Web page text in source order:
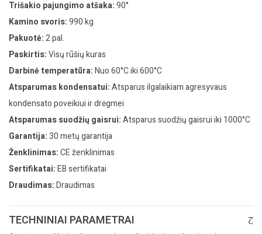
Trišakio pajungimo atšaka:90°
Kamino svoris:990 kg
Pakuotė:2 pal.
Paskirtis:Visų rūšių kuras
Darbinė temperatūra:Nuo 60°C iki 600°C
Atsparumas kondensatui:Atsparus ilgalaikiam agresyvaus
kondensato poveikiui ir drėgmei
Atsparumas suodžių gaisrui:Atsparus suodžių gaisrui iki 1000°C
Garantija:30 metų garantija
Ženklinimas:CE ženklinimas
Sertifikatai:EB sertifikatai
Draudimas:Draudimas
TECHNINIAI PARAMETRAI